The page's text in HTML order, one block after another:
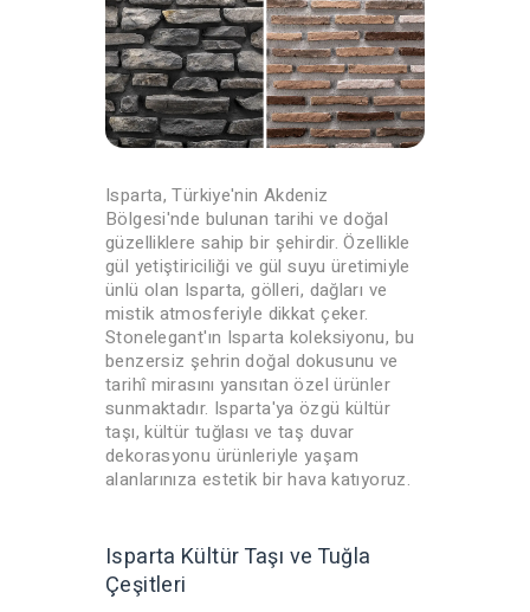
Isparta, Türkiye'nin Akdeniz
Bölgesi'nde bulunan tarihi ve doğal
güzelliklere sahip bir şehirdir. Özellikle
gül yetiştiriciliği ve gül suyu üretimiyle
ünlü olan Isparta, gölleri, dağları ve
mistik atmosferiyle dikkat çeker.
Stonelegant'ın Isparta koleksiyonu, bu
benzersiz şehrin doğal dokusunu ve
tarihî mirasını yansıtan özel ürünler
sunmaktadır. Isparta'ya özgü kültür
taşı, kültür tuğlası ve taş duvar
dekorasyonu ürünleriyle yaşam
alanlarınıza estetik bir hava katıyoruz.
Isparta Kültür Taşı ve Tuğla
Çeşitleri